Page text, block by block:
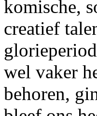
komische,
creatief
wel vaker
behoren,